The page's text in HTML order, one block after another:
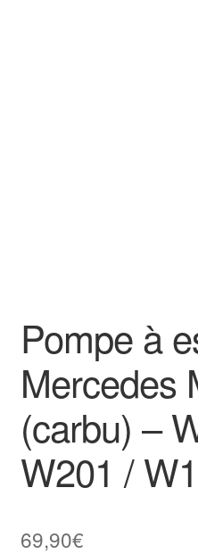
Pompe à
Mercedes
(carbu) –
W201 /
69,90€